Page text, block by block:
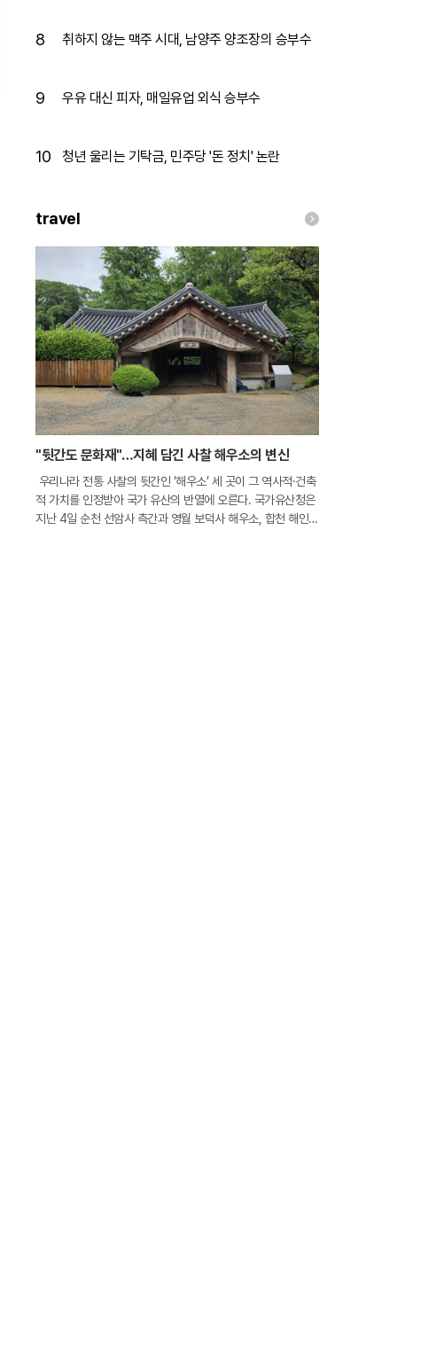
8 취하지 않는 맥주 시대, 남양주 양조장의 승부수
9 우유 대신 피자, 매일유업 외식 승부수
10 청년 울리는 기탁금, 민주당 '돈 정치' 논란
travel
"뒷간도 문화재"…지혜 담긴 사찰 해우소의 변신
우리나라 전통 사찰의 뒷간인 ‘해우소’ 세 곳이 그 역사적·건축
적 가치를 인정받아 국가 유산의 반열에 오른다. 국가유산청은
지난 4일 순천 선암사 측간과 영월 보덕사 해우소, 합천 해인사